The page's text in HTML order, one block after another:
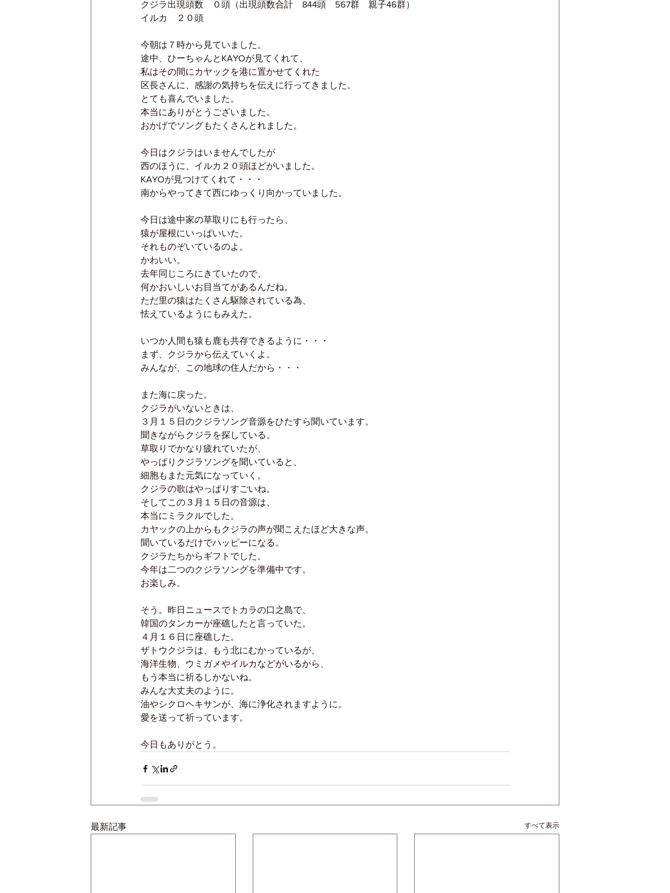
クジラ出現頭数　０頭（出現頭数合計　844頭　567群　親子46群）
イルカ　２０頭
今朝は７時から見ていました。
途中、ひーちゃんとKAYOが見てくれて、
私はその間にカヤックを港に置かせてくれた
区長さんに、感謝の気持ちを伝えに行ってきました。
とても喜んでいました。
本当にありがとうございました。
おかげでソングもたくさんとれました。
今日はクジラはいませんでしたが
西のほうに、イルカ２０頭ほどがいました。
KAYOが見つけてくれて・・・
南からやってきて西にゆっくり向かっていました。
今日は途中家の草取りにも行ったら、
猿が屋根にいっぱいいた。
それものぞいているのよ。
かわいい。
去年同じころにきていたので、
何かおいしいお目当てがあるんだね。
ただ里の猿はたくさん駆除されている為、
怯えているようにもみえた。
いつか人間も猿も鹿も共存できるように・・・
まず、クジラから伝えていくよ。
みんなが、この地球の住人だから・・・
また海に戻った。
クジラがいないときは、
３月１５日のクジラソング音源をひたすら聞いています。
聞きながらクジラを探している。
草取りでかなり疲れていたが、
やっぱりクジラソングを聞いていると、
細胞もまた元気になっていく。
クジラの歌はやっぱりすごいね。
そしてこの３月１５日の音源は、
本当にミラクルでした。
カヤックの上からもクジラの声が聞こえたほど大きな声。
聞いているだけでハッピーになる。
クジラたちからギフトでした。
今年は二つのクジラソングを準備中です。
お楽しみ。
そう。昨日ニュースでトカラの口之島で、
韓国のタンカーが座礁したと言っていた。
４月１６日に座礁した。
ザトウクジラは、もう北にむかっているが、
海洋生物、ウミガメやイルカなどがいるから、
もう本当に祈るしかないね。
みんな大丈夫のように。
油やシクロヘキサンが、海に浄化されますように。
愛を送って祈っています。
今日もありがとう。
最新記事 すべて表示